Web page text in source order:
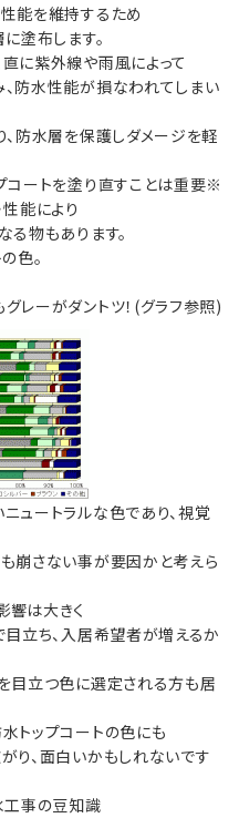
能を維持するため
塗布します。
に紫外線や雨風によって
防水性能が損なわれてしまい
、防水層を保護しダメージを軽
コートを塗り直すことは重要※
能により
物もあります。
色。
レーがダントツ！(グラフ参照)
ュートラルな色であり、視覚
崩さない事が要因かと考えら
は大きく
立ち、入居希望者が増えるか
目立つ色に選定される方も居
トップコートの色にも
り、面白いかもしれないです
工事の豆知識